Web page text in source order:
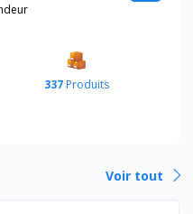
337Produits
Voir tout